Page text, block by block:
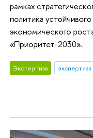
рамках
политика
экономического
«Приоритет-2030».
Экспертиза экспертиза